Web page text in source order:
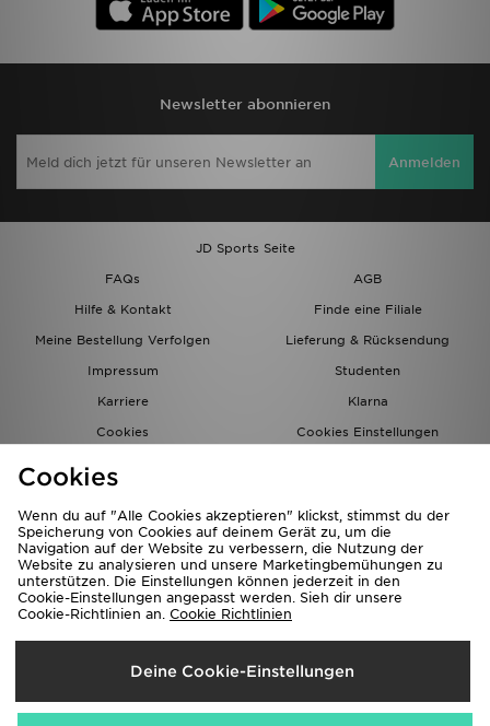
Newsletter abonnieren
Anmelden
JD Sports Seite
FAQs
AGB
Hilfe & Kontakt
Finde eine Filiale
Meine Bestellung Verfolgen
Lieferung & Rücksendung
Impressum
Studenten
Karriere
Klarna
Cookies
Cookies Einstellungen
Lieferung Nach
Deutschland
Cookies
Wenn du auf "Alle Cookies akzeptieren" klickst, stimmst du der
Speicherung von Cookies auf deinem Gerät zu, um die
Navigation auf der Website zu verbessern, die Nutzung der
Website zu analysieren und unsere Marketingbemühungen zu
unterstützen. Die Einstellungen können jederzeit in den
Cookie-Einstellungen angepasst werden. Sieh dir unsere
Cookie-Richtlinien an. Cookie Richtlinien
Deine Cookie-Einstellungen